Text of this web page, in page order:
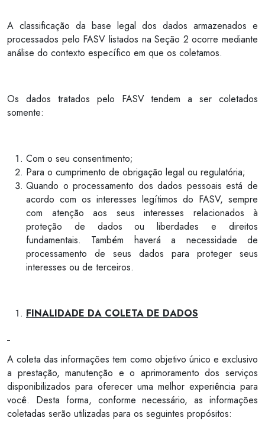
A classificação da base legal dos dados armazenados e
processados pelo FASV listados na Seção 2 ocorre mediante
análise do contexto específico em que os coletamos.
Os dados tratados pelo FASV tendem a ser coletados
somente:
Com o seu consentimento;
Para o cumprimento de obrigação legal ou regulatória;
Quando o processamento dos dados pessoais está de
acordo com os interesses legítimos do FASV, sempre
com atenção aos seus interesses relacionados à
proteção de dados ou liberdades e direitos
fundamentais. Também haverá a necessidade de
processamento de seus dados para proteger seus
interesses ou de terceiros.
FINALIDADE DA COLETA DE DADOS
A coleta das informações tem como objetivo único e exclusivo
a prestação, manutenção e o aprimoramento dos serviços
disponibilizados para oferecer uma melhor experiência para
você. Desta forma, conforme necessário, as informações
coletadas serão utilizadas para os seguintes propósitos: